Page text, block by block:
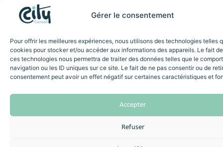
Gérer le consentement
Pour offrir les meilleures expériences, nous utilisons des technologies telles
cookies pour stocker et/ou accéder aux informations des appareils. Le fait
ces technologies nous permettra de traiter des données telles que le
navigation ou les ID uniques sur ce site. Le fait de ne pas consentir ou de
consentement peut avoir un effet négatif sur certaines caractéristiques et
Accepter
Refuser